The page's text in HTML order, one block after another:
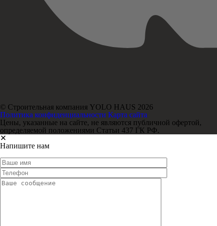
© Строительная компания YOLO HAUS 2026
Политика конфиденциальности Карта сайта
Цены, указанные на сайте, не являются публичной офертой,
определяемой положениями Статьи 437 ГК РФ.
✕
Напишите нам